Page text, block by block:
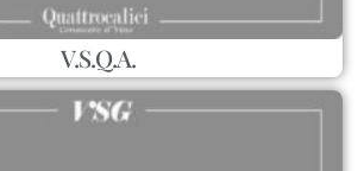
V.S.Q.A.